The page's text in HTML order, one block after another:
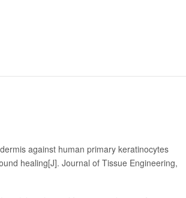
against human primary keratinocytes
healing[J]. Journal of Tissue Engineering,